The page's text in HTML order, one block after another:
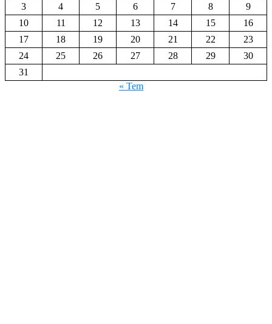
3
4 5 6 7 8
9
10
11 12 13 14 15
16
17
18 19 20 21 22
23
24
25 26 27 28 29
30
31
« Tem